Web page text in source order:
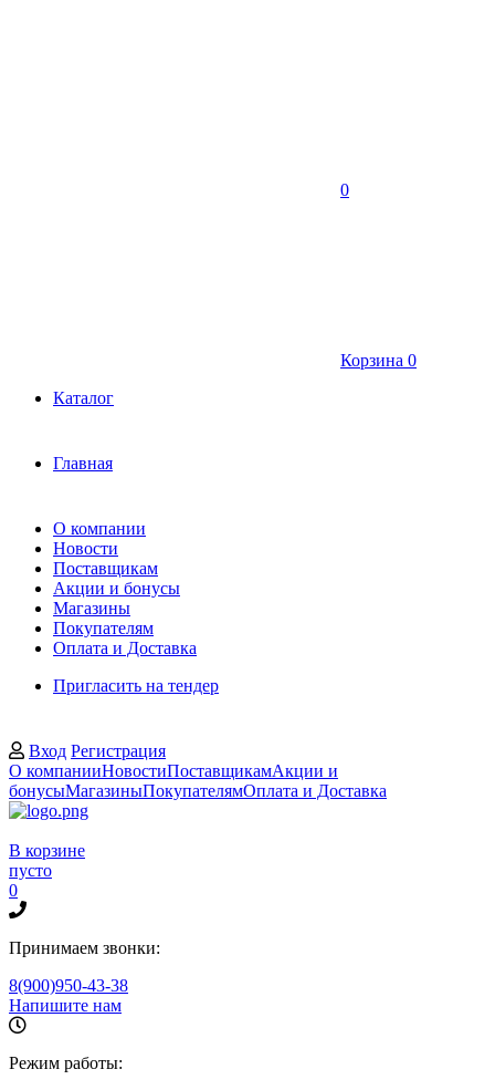
0
Корзина 0
Каталог
Главная
О компании
Новости
Поставщикам
Акции и бонусы
Магазины
Покупателям
Оплата и Доставка
Пригласить на тендер
Вход Регистрация
О компанииНовостиПоставщикамАкции и
бонусыМагазиныПокупателямОплата и Доставка
В корзине
пусто
0
Принимаем звонки:
8(900)950-43-38
Напишите нам
Режим работы: